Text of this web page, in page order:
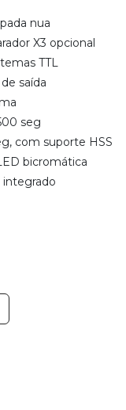
nua
X3 opcional
TTL
saída
seg
com suporte HSS
bicromática
integrado